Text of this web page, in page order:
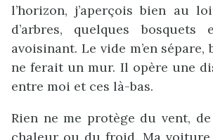
l’horizon, j’aperçois bien au
d’arbres, quelques
avoisinant. Le vide m’en
ne ferait un mur. Il opère une
entre moi et ces là-bas.
Rien ne me protège du vent,